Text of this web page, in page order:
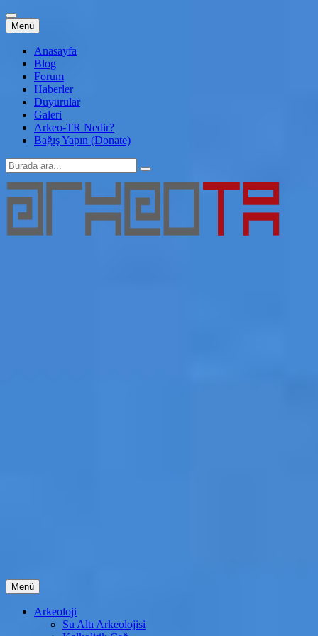
Menü İçeriğe
atla
Anasayfa
Blog
Forum
Haberler
Duyurular
Galeri
Arkeo-TR Nedir?
Bağış Yapın (Donate)
Arama:
Menü İçeriğe
atla
Arkeoloji
Su Altı Arkeolojisi